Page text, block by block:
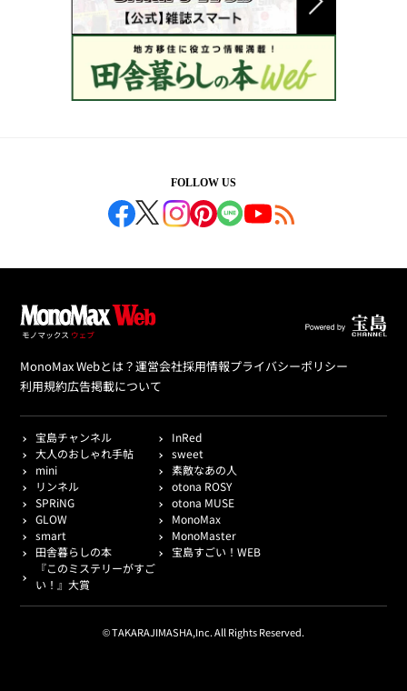
FOLLOW US
MonoMax Webとは？運営会社採用情報プライバシーポリシー
利用規約広告掲載について
宝島チャンネル
InRed
大人のおしゃれ手帖
sweet
mini
素敵なあの人
リンネル
otona ROSY
SPRiNG
otona MUSE
GLOW
MonoMax
smart
MonoMaster
田舎暮らしの本
宝島すごい！WEB
『このミステリーがすご
い！』大賞
© TAKARAJIMASHA,Inc. All Rights Reserved.